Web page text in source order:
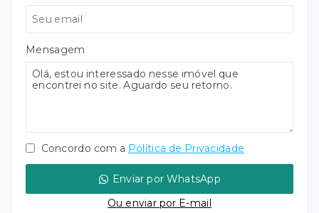
Mensagem
Concordo com a Política de Privacidade
Enviar por WhatsApp
Ou enviar por E-mail